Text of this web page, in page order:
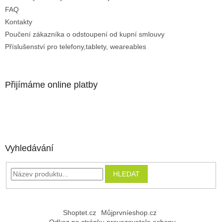
FAQ
Kontakty
Poučení zákazníka o odstoupení od kupní smlouvy
Příslušenství pro telefony,tablety, weareables
Přijímáme online platby
Vyhledávání
HLEDAT
Shoptet.cz
Můjprvníeshop.cz